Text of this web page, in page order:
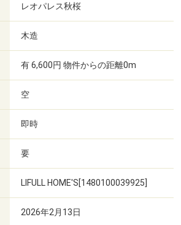
レオパレス秋桜
木造
有 6,600円 物件からの距離0m
空
即時
要
LIFULL HOME'S[1480100039925]
2026年2月13日